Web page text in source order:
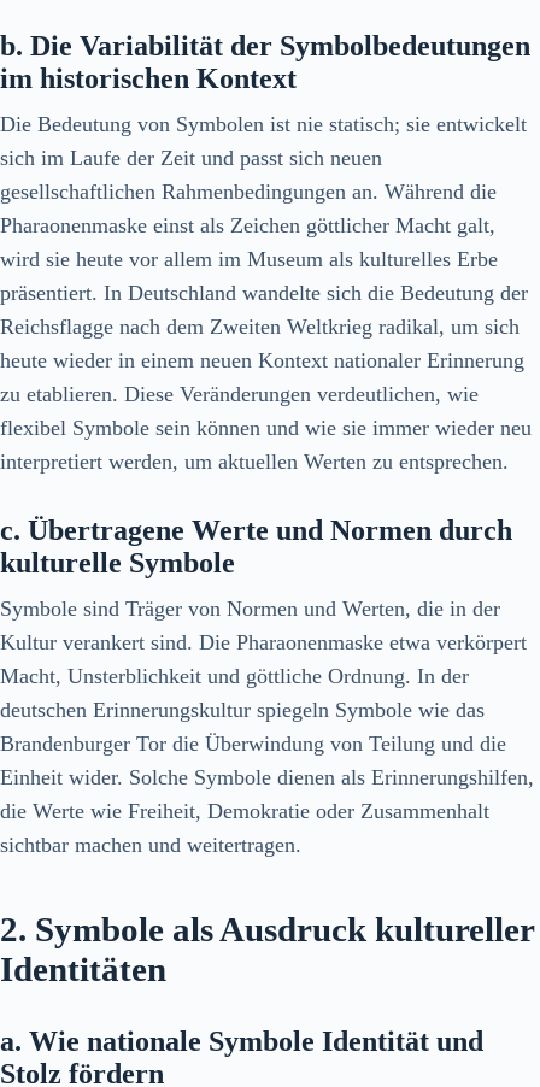
b. Die Variabilität der Symbolbedeutungen
im historischen Kontext
Die Bedeutung von Symbolen ist nie statisch; sie entwickelt
sich im Laufe der Zeit und passt sich neuen
gesellschaftlichen Rahmenbedingungen an. Während die
Pharaonenmaske einst als Zeichen göttlicher Macht galt,
wird sie heute vor allem im Museum als kulturelles Erbe
präsentiert. In Deutschland wandelte sich die Bedeutung der
Reichsflagge nach dem Zweiten Weltkrieg radikal, um sich
heute wieder in einem neuen Kontext nationaler Erinnerung
zu etablieren. Diese Veränderungen verdeutlichen, wie
flexibel Symbole sein können und wie sie immer wieder neu
interpretiert werden, um aktuellen Werten zu entsprechen.
c. Übertragene Werte und Normen durch
kulturelle Symbole
Symbole sind Träger von Normen und Werten, die in der
Kultur verankert sind. Die Pharaonenmaske etwa verkörpert
Macht, Unsterblichkeit und göttliche Ordnung. In der
deutschen Erinnerungskultur spiegeln Symbole wie das
Brandenburger Tor die Überwindung von Teilung und die
Einheit wider. Solche Symbole dienen als Erinnerungshilfen,
die Werte wie Freiheit, Demokratie oder Zusammenhalt
sichtbar machen und weitertragen.
2. Symbole als Ausdruck kultureller
Identitäten
a. Wie nationale Symbole Identität und
Stolz fördern